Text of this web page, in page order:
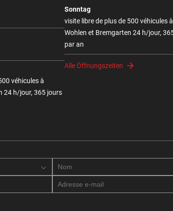
véhicules à
24 h/jour, 365 jours
Sonntag
visite libre de plus de 500 véhicules à
Wohlen et Bremgarten 24 h/jour,
par an
Alle Öffnungszeiten